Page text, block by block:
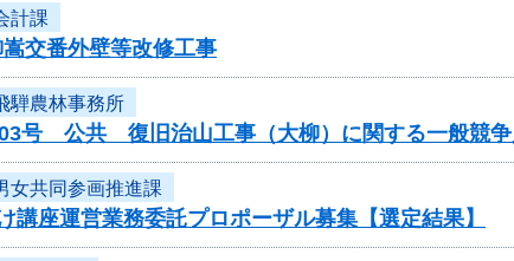
計課
嵩交番外壁等改修工事
騨農林事務所
号 公共 復旧治山工事（大柳）に関する一般競
女共同参画推進課
講座運営業務委託プロポーザル募集【選定結果】